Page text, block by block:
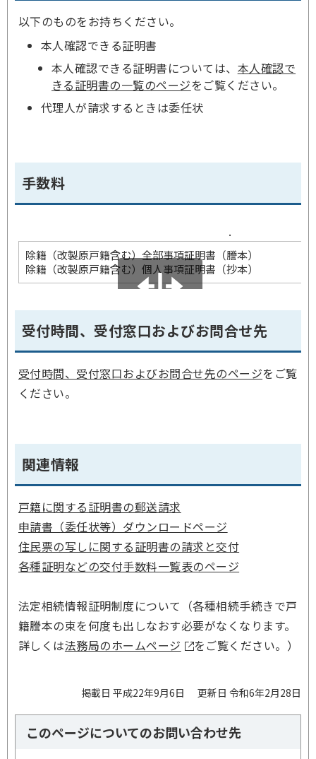
以下のものをお持ちください。
本人確認できる証明書
本人確認できる証明書については、 本人確認で
きる証明書の一覧のページをご覧ください。
代理人が請求するときは委任状
手数料
.
除籍（改製原戸籍含む）全部事項証明書（謄本）
除籍（改製原戸籍含む）個人事項証明書（抄本）
受付時間、受付窓口およびお問合せ先
受付時間、受付窓口およびお問合せ先のページをご覧
ください。
関連情報
戸籍に関する証明書の郵送請求
申請書（委任状等）ダウンロードページ
住民票の写しに関する証明書の請求と交付
各種証明などの交付手数料一覧表のページ
法定相続情報証明制度について（各種相続手続きで戸
籍謄本の束を何度も出しなおす必要がなくなります。
詳しくは法務局のホームページ をご覧ください。）
掲載日 平成22年9月6日 更新日 令和6年2月28日
このページについてのお問い合わせ先